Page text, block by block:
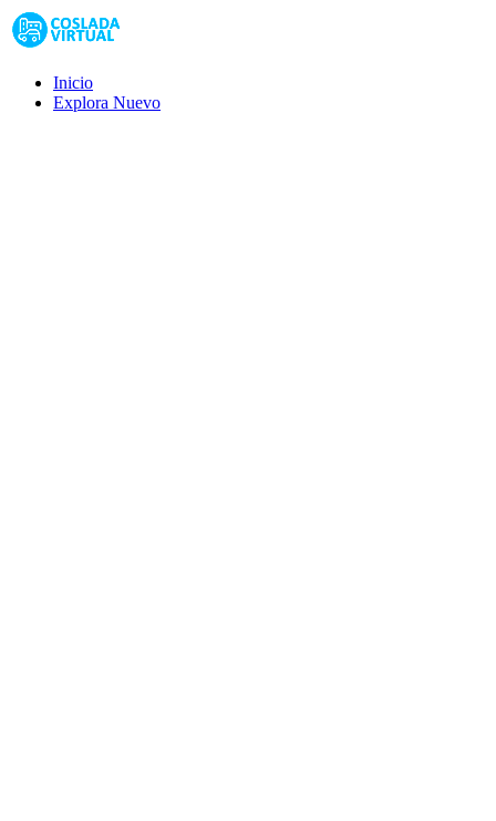
Inicio
Explora Nuevo